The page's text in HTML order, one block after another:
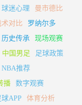
球迷心理
曼市德比
术对比
罗纳尔多
历史传承
现场观赛
中国男足
足球政策
NBA推荐
播
数字观赛
球APP
体育分析